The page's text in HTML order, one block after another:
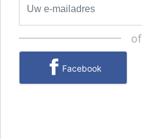
of
Facebook